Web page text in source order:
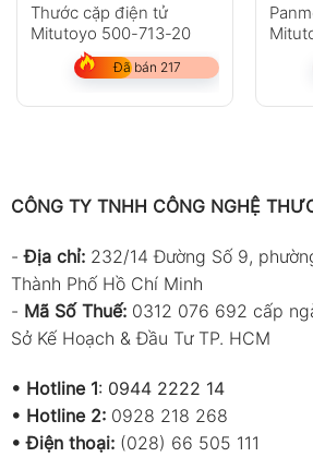
Thước cặp điện tử
Mitutoyo 500-713-20
Đã bán 217
25-
CÔNG TY TNHH CÔNG NGHỆ
-Địa chỉ: 232/14 Đường Số 9,
Thành Phố Hồ Chí Minh
- Mã Số Thuế: 0312 076 692 cấp
Sở Kế Hoạch & Đầu Tư TP. HCM
• Hotline 1: 0944 2222 14
• Hotline 2: 0928 218 268
• Điện thoại: (028) 66 505 111